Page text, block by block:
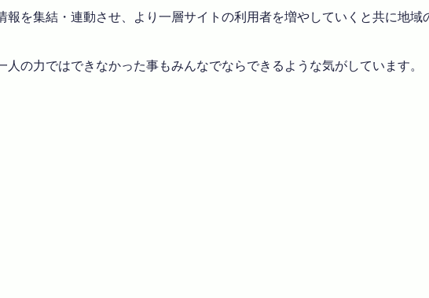
を集結・連動させ、より一層サイトの利用者を増やしていくと共に地域
の力ではできなかった事もみんなでならできるような気がしています。